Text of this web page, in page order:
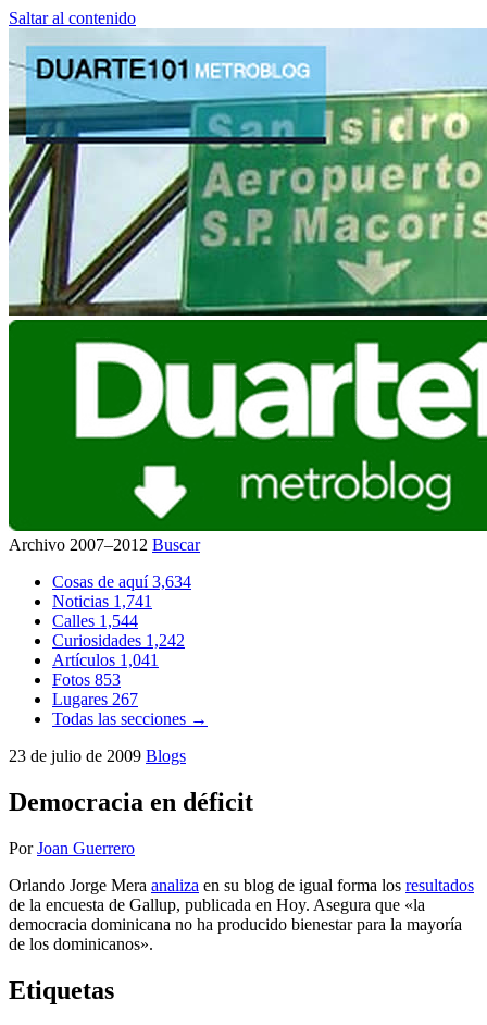
Saltar al contenido
Archivo 2007–2012 Buscar
Cosas de aquí3,634
Noticias 1,741
Calles 1,544
Curiosidades 1,242
Artículos 1,041
Fotos 853
Lugares 267
Todas las secciones →
23 de julio de 2009 Blogs
Democracia en déficit
PorJoan Guerrero
Orlando Jorge Mera analiza en su blog de igual forma los resultados
de la encuesta de Gallup, publicada en Hoy. Asegura que «la
democracia dominicana no ha producido bienestar para la mayoría
de los dominicanos».
Etiquetas